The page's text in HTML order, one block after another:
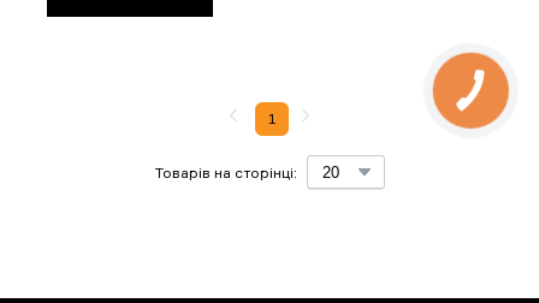
Товарів на сторінці:
1